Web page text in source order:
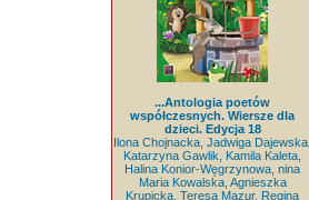
...Antologia poetów
współczesnych. Wiersze dla
dzieci. Edycja 18
Ilona Chojnacka, Jadwiga Dajewska,
Katarzyna Gawlik, Kamila Kaleta,
Halina Konior-Węgrzynowa, nina
Maria Kowalska, Agnieszka
Krupicka, Teresa Mazur, Regina